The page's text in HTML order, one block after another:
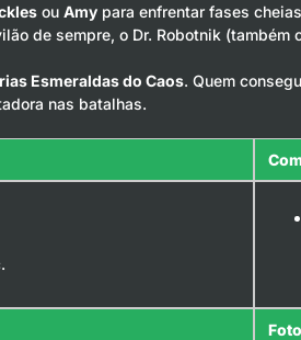
ou Amy para enfrentar fases
de sempre, o Dr. Robotnik (também
Esmeraldas do Caos. Quem
nas batalhas.